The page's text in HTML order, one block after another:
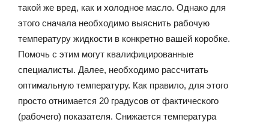
такой же вред, как и холодное масло. Однако для
этого сначала необходимо выяснить рабочую
температуру жидкости в конкретно вашей коробке.
Помочь с этим могут квалифицированные
специалисты. Далее, необходимо рассчитать
оптимальную температуру. Как правило, для этого
просто отнимается 20 градусов от фактического
(рабочего) показателя. Снижается температура